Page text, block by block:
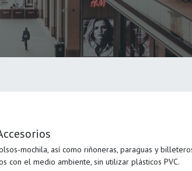
mochila, así como riñoneras, paraguas y
con el medio ambiente, sin utilizar plásticos PVC.